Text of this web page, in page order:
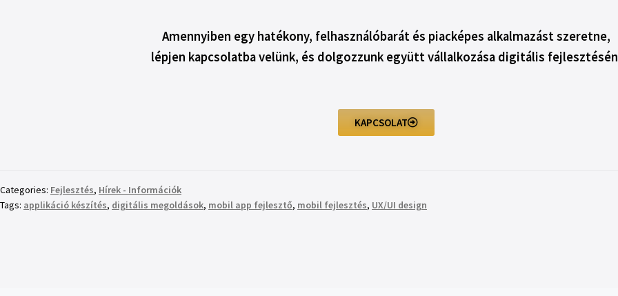
Amennyiben egy hatékony, felhasználóbarát és piacképes alkalmazást szeretne,
lépjen kapcsolatba velünk, és dolgozzunk együtt vállalkozása digitális
KAPCSOLAT
Categories: Fejlesztés, Hírek - Információk
Tags: applikáció készítés, digitális megoldások, mobil app fejlesztő, mobil fejlesztés, UX/UI design